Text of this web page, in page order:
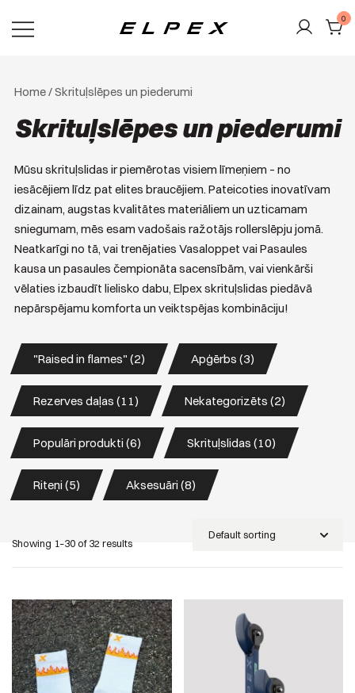
0
Home/ Skrituļslēpes un piederumi
Skrituļslēpes un piederumi
Mūsu skrituļslidas ir piemērotas visiem līmeņiem – no
iesācējiem līdz pat elites braucējiem. Pateicoties inovatīvam
dizainam, augstas kvalitātes materiāliem un uzticamam
sniegumam, mēs esam vadošais ražotājs rollerslēpju jomā.
Neatkarīgi no tā, vai trenējaties Vasaloppet vai Pasaules
kausa un pasaules čempionāta sacensībām, vai vienkārši
vēlaties izbaudīt lielisko dabu, Elpex skrituļslidas piedāvā
nepārspējamu komforta un veiktspējas kombināciju!
"Raised in flames" (2) Apģērbs (3)
Rezerves daļas (11) Nekategorizēts (2)
Populāri produkti (6) Skrituļslidas (10)
Riteņi (5) Aksesuāri (8)
Showing 1–30 of 32 results